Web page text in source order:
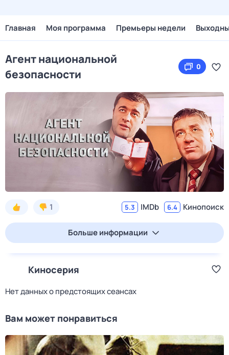
Главная Моя программа Премьеры недели
Агент национальной
безопасности
0
1 5.3 IMDb 6.4 Кинопоиск
Больше информации
Киносерия
Нет данных о предстоящих сеансах
Вам может понравиться